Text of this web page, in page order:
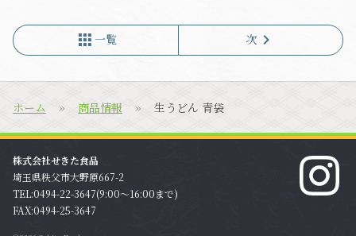
apps 一覧 次 chevron_right
ホーム 商品情報 生うどん 青袋
株式会社せきた食品
埼玉県秩父市大野原667-2
TEL:0494-22-3647(9:00〜16:00まで)
FAX:0494-25-3647